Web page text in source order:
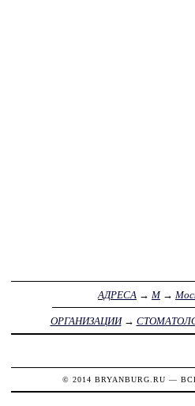
АДРЕСА → М→
ОРГАНИЗАЦИИ→
© 2014 BRYANBURG.RU —